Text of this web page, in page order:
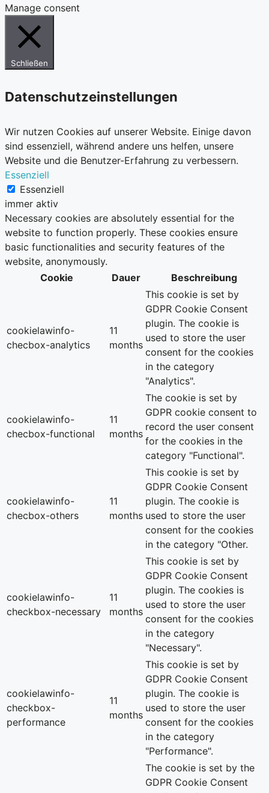
Manage consent
Schließen
Datenschutzeinstellungen
Wir nutzen Cookies auf unserer Website. Einige davon
sind essenziell, während andere uns helfen, unsere
Website und die Benutzer-Erfahrung zu verbessern.
Essenziell
Essenziell
immer aktiv
Necessary cookies are absolutely essential for the
website to function properly. These cookies ensure
basic functionalities and security features of the
website, anonymously.
Cookie
Dauer Beschreibung
cookielawinfo-
checbox-analytics
11
months
This cookie is set by
GDPR Cookie Consent
plugin. The cookie is
used to store the user
consent for the cookies
in the category
"Analytics".
cookielawinfo-
checbox-functional
11
months
The cookie is set by
GDPR cookie consent to
record the user consent
for the cookies in the
category "Functional".
cookielawinfo-
checbox-others
11
months
This cookie is set by
GDPR Cookie Consent
plugin. The cookie is
used to store the user
consent for the cookies
in the category "Other.
cookielawinfo-
checkbox-necessary
11
months
This cookie is set by
GDPR Cookie Consent
plugin. The cookies is
used to store the user
consent for the cookies
in the category
"Necessary".
cookielawinfo-
checkbox-
performance
11
months
This cookie is set by
GDPR Cookie Consent
plugin. The cookie is
used to store the user
consent for the cookies
in the category
"Performance".
The cookie is set by the
GDPR Cookie Consent